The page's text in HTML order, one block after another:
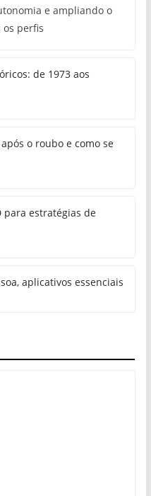
e ampliando o
os perfis
de 1973 aos
o roubo e como se
para estratégias de
aplicativos essenciais